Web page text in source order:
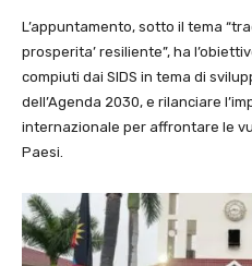
L’appuntamento, sotto il tema
prosperita’ resiliente”, ha
compiuti dai SIDS in tema di
dell’Agenda 2030, e rilanciare
internazionale per affrontare le
Paesi.